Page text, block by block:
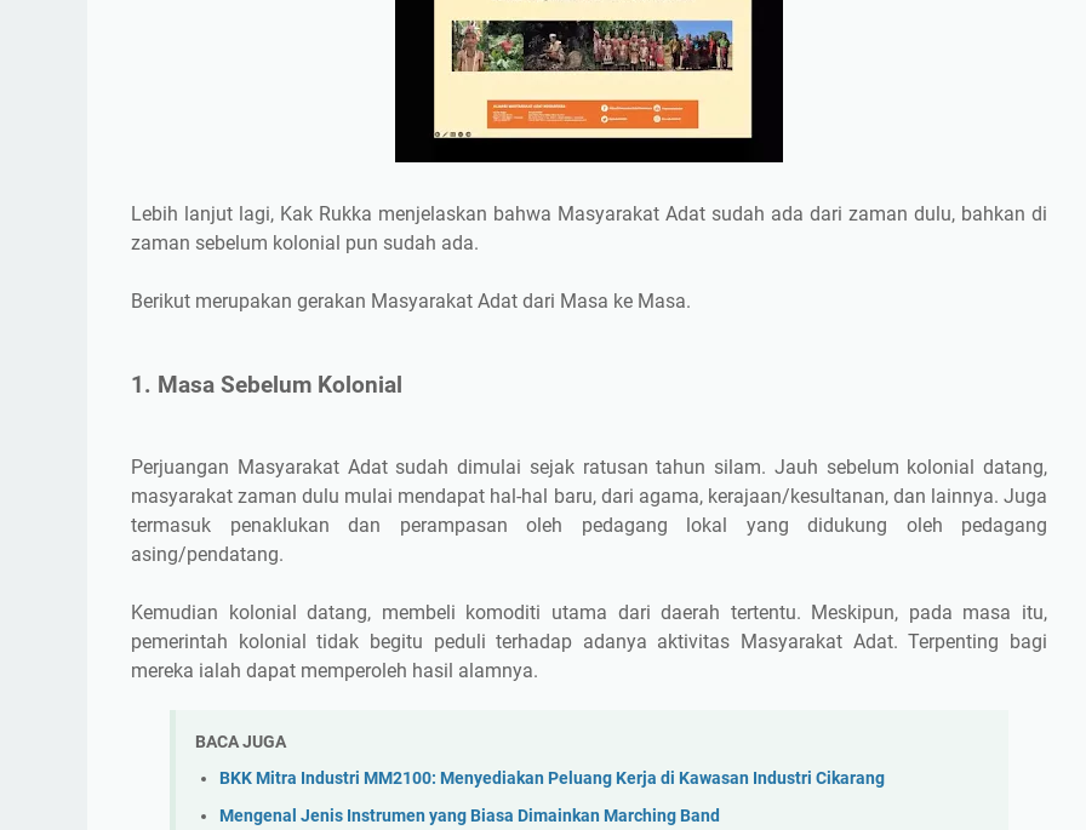
Lebih lanjut lagi, Kak Rukka menjelaskan bahwa Masyarakat Adat sudah ada dari zaman dulu, bahkan di
zaman sebelum kolonial pun sudah ada.
Berikut merupakan gerakan Masyarakat Adat dari Masa ke Masa.
1. Masa Sebelum Kolonial
Perjuangan Masyarakat Adat sudah dimulai sejak ratusan tahun silam. Jauh sebelum kolonial datang,
masyarakat zaman dulu mulai mendapat hal-hal baru, dari agama, kerajaan/kesultanan, dan lainnya. Juga
termasuk penaklukan dan perampasan oleh pedagang lokal yang didukung oleh pedagang
asing/pendatang.
Kemudian kolonial datang, membeli komoditi utama dari daerah tertentu. Meskipun, pada masa itu,
pemerintah kolonial tidak begitu peduli terhadap adanya aktivitas Masyarakat Adat. Terpenting bagi
mereka ialah dapat memperoleh hasil alamnya.
BACA JUGA
BKK Mitra Industri MM2100: Menyediakan Peluang Kerja di Kawasan Industri Cikarang
Mengenal Jenis Instrumen yang Biasa Dimainkan Marching Band